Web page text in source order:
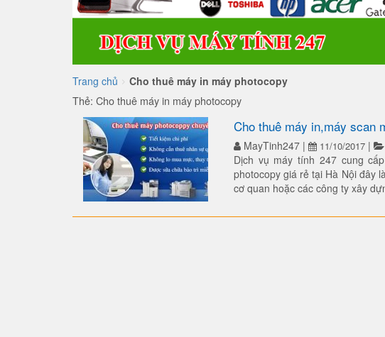
Trang chủ > Cho thuê máy in máy photocopy
Thẻ: Cho thuê máy in máy photocopy
Cho thuê máy in,máy scan
MayTinh247| 11/10/2017|
Dịch vụ máy tính 247 cung
photocopy giá rẻ tại Hà Nội đây
cơ quan hoặc các công ty xây